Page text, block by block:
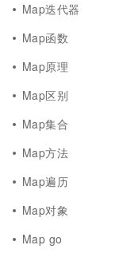
Map迭代器
Map函数
Map原理
Map区别
Map集合
Map方法
Map遍历
Map对象
Map go